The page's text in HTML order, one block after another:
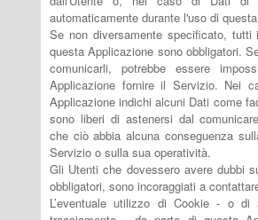
automaticamente durante l'uso di
Se non diversamente specificato,
questa Applicazione sono obbligatori.
comunicarli, potrebbe essere
Applicazione fornire il Servizio. Nei
Applicazione indichi alcuni Dati come
sono liberi di astenersi dal
che ciò abbia alcuna conseguenza
Servizio o sulla sua operatività.
Gli Utenti che dovessero avere dubbi
obbligatori, sono incoraggiati a
L’eventuale utilizzo di Cookie - o di